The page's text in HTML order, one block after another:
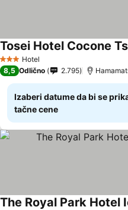
3 Zvezdice
Hotel
Tosei Hotel Cocone
8,5 Odlično 2.795
Izaberi datume da bi se
tačne cene
The Royal Park Hotel